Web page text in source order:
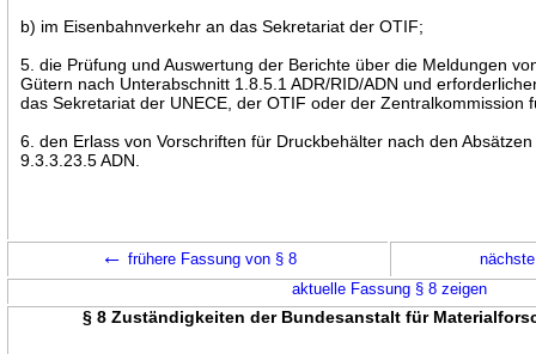
b) im Eisenbahnverkehr an das Sekretariat der OTIF;
5. die Prüfung und Auswertung der Berichte über die Meldungen
Gütern nach Unterabschnitt 1.8.5.1 ADR/RID/ADN und
das Sekretariat der UNECE, der OTIF oder der Zentralkommission
6. den Erlass von Vorschriften für Druckbehälter nach den
9.3.3.23.5 ADN.
← frühere Fassung von § 8
aktuelle Fassung § 8 zeigen
§ 8 Zuständigkeiten der Bundesanstalt für